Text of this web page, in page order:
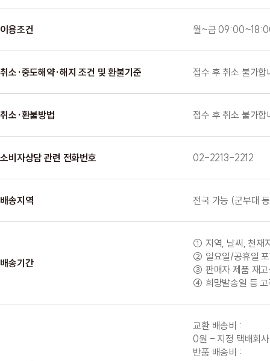
이용조건 월~금
취소·중도해약·해지 조건 및 환불기준 접수 후 취소 불가합
취소·환불방법 접수 후 취소 불가합
소비자상담 관련 전화번호 02-2213-2212
배송지역 전국 가능 (군부대
배송기간
① 지역, 날씨, 천재
② 일요일/공휴일 포
③ 판매자 제품 재고
④ 희망발송일 등 고
교환 배송비 :
0원 - 지정 택배회
반품 배송비 :